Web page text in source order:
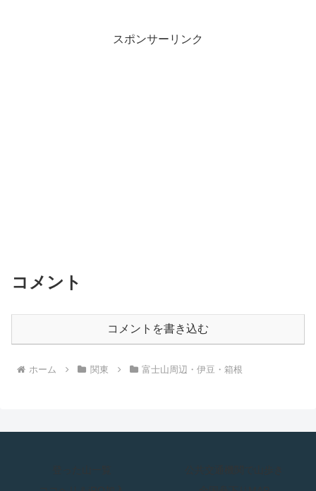
覚ましで起きたはいいのですが、
とは相性が悪くてですね……過去
スポンサーリンク
コメント
コメントを書き込む
ホーム 関東 富士山周辺・伊豆・箱根